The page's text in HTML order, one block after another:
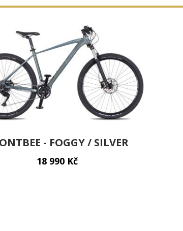
- FOGGY / SILVER
18 990 Kč